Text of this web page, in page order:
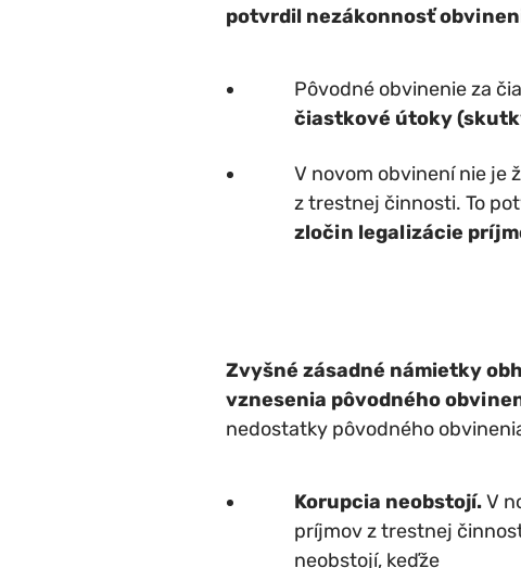
potvrdil nezákonnosť
Pôvodné obvinenie za
čiastkové útoky
V novom obvinení nie je
z trestnej činnosti. To
zločin legalizácie
Zvyšné zásadné námietky
vznesenia pôvodného
nedostatky pôvodného
Korupcia neobstojí.V
príjmov z trestnej
neobstojí, keďže